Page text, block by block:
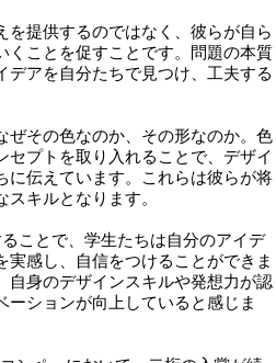
提供するのではなく、彼らが自ら
くことを促すことです。問題の本質
デアを自分たちで見つけ、工夫する
その色なのか、その形なのか。色
プトを取り入れることで、デザイ
に伝えています。これらは彼らが将
キルとなります。
ことで、学生たちは自分のアイデ
感し、自信をつけることができま
自身のデザインスキルや発想力が認
ションが向上していると感じま